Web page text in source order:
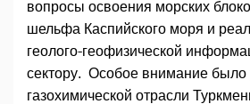
вопросы освоения морских
шельфа Каспийского моря и
геолого-геофизической
сектору. Особое внимание было
газохимической отрасли